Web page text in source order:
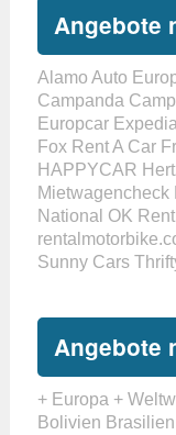
Angebote
Alamo Auto
Campanda
Europcar Expedia
Fox Rent A Car
HAPPYCAR
Mietwagencheck
National OK
Sunny Cars
Angebote
+ Europa +
Bolivien Brasilien